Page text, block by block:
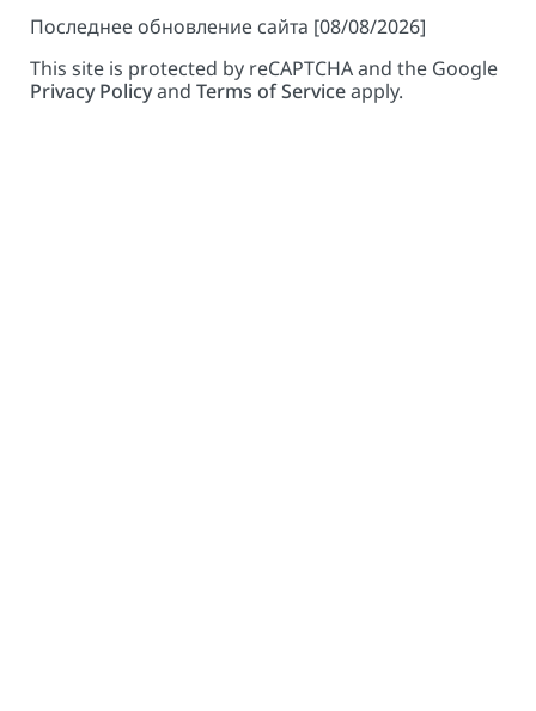
Последнее обновление сайта [08/08/2026]
This site is protected by reCAPTCHA and the Google
Privacy Policyand Terms of Serviceapply.